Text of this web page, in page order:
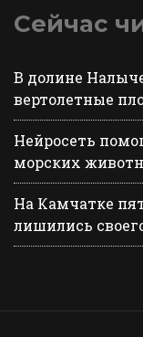
Сейчас
В долине
вертолетные
Нейросеть
морских
На Камчатке
лишились